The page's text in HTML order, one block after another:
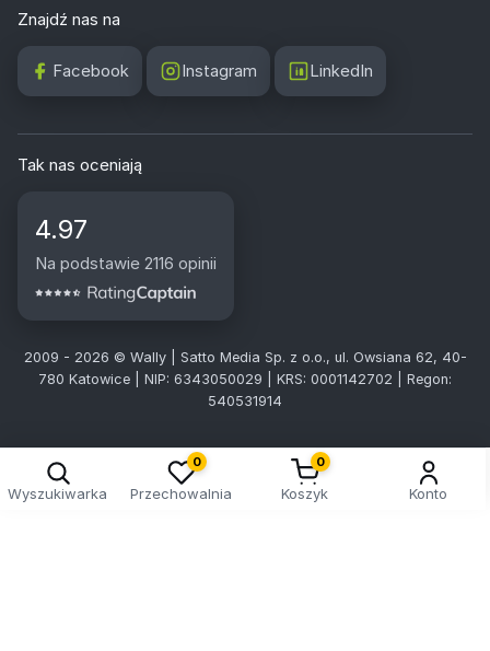
Znajdź nas na
Facebook Instagram LinkedIn
Tak nas oceniają
4.97
Na podstawie 2116 opinii
2009 - 2026 © Wally | Satto Media Sp. z o.o., ul. Owsiana 62, 40-
780 Katowice | NIP: 6343050029 | KRS: 0001142702 | Regon:
540531914
Wyszukiwarka
0
Przechowalnia
0
Koszyk Konto